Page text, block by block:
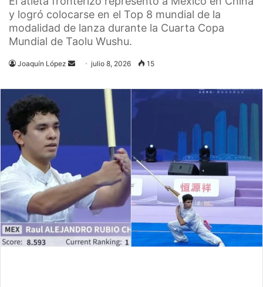
y logró colocarse en el Top 8 mundial de la
modalidad de lanza durante la Cuarta Copa
Mundial de Taolu Wushu.
Joaquín López
Send
email
julio 8, 2026 15